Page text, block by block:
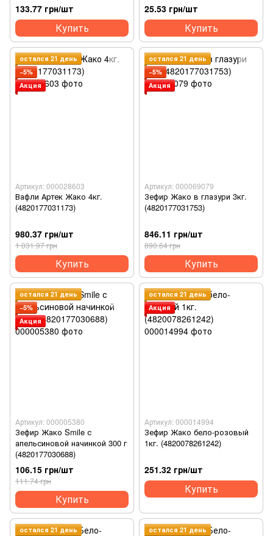
133.77 грн/шт
Купить
25.53 грн/шт
Купить
остался 21 день
−5%
Акция
Артикул: 000028603
Вафли Артек Жако 4кг.
(4820177031173)
980.37 грн/шт
1 031.97 грн
Купить
остался 21 день
−5%
Акция
Артикул: 000069079
Зефир Жако в глазури 3кг.
(4820177031753)
846.11 грн/шт
890.64 грн
Купить
остался 21 день
−5%
Акция
Артикул: 000005380
Зефир Жако Smile с
апельсиновой начинкой 300 г
(4820177030688)
106.15 грн/шт
111.74 грн
Купить
остался 21 день
Акция
Артикул: 000014994
Зефир Жако бело-розовый
1кг. (4820078261242)
251.32 грн/шт
Купить
остался 21 день остался 21 день